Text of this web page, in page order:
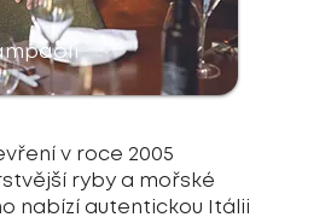
v roce 2005
ryby a mořské
nabízí autentickou Itálii